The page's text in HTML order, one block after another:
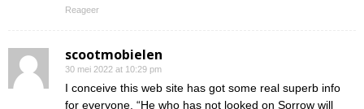
Reageer
scootmobielen
30 mei 2022 at 10:29 pm
I conceive this web site has got some real superb info
for everyone. “He who has not looked on Sorrow will